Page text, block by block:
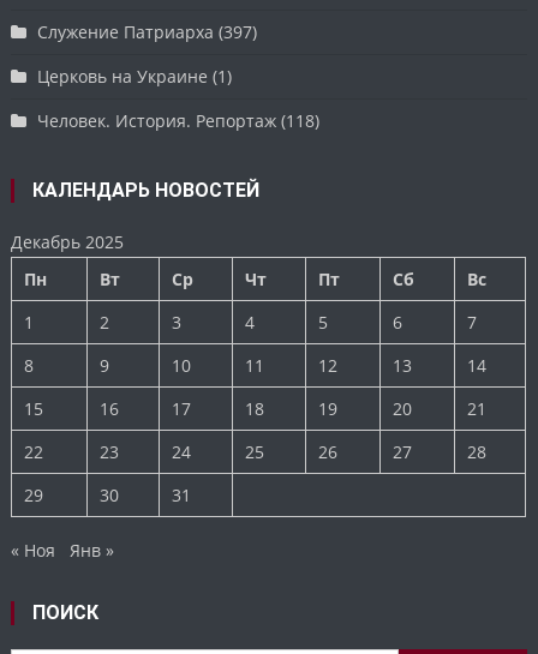
Служение Патриарха (397)
Церковь на Украине (1)
Человек. История. Репортаж (118)
КАЛЕНДАРЬ НОВОСТЕЙ
Декабрь 2025
Пн
Вт Ср Чт Пт Сб
Вс
1
2 3 4 5 6
7
8
9 10 11 12 13
14
15
16 17 18 19 20
21
22
23 24 25 26 27
28
29
30 31
« Ноя Янв »
ПОИСК